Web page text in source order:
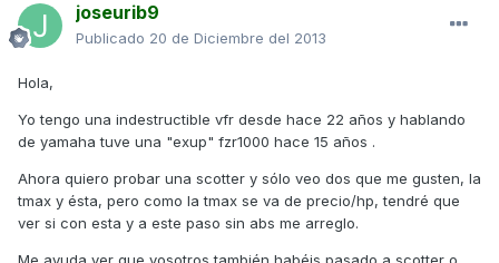
joseurib9
Publicado 20 de Diciembre del 2013
Hola,
Yo tengo una indestructible vfr desde hace 22 años y hablando
de yamaha tuve una "exup" fzr1000 hace 15 años .
Ahora quiero probar una scotter y sólo veo dos que me gusten, la
tmax y ésta, pero como la tmax se va de precio/hp, tendré que
ver si con esta y a este paso sin abs me arreglo.